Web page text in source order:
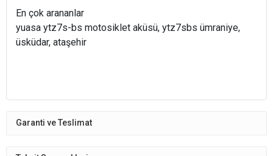
En çok arananlar
yuasa ytz7s-bs motosiklet aküsü, ytz7sbs ümraniye,
üsküdar, ataşehir
Garanti ve Teslimat